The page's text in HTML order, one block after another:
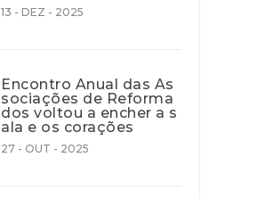
13 - DEZ - 2025
Encontro Anual das As
sociações de Reforma
dos voltou a encher a s
ala e os corações
27 - OUT - 2025